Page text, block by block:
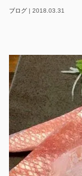
ブログ | 2018.03.31